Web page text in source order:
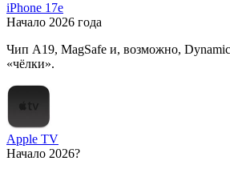
iPhone 17e
Начало 2026 года
Чип A19, MagSafe и, возможно,
«чёлки».
Apple TV
Начало 2026?